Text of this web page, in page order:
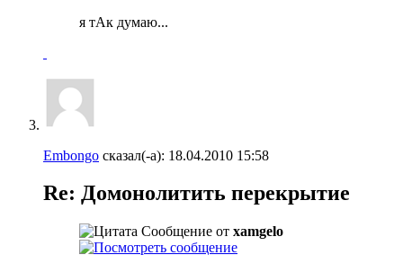
я тАк думаю...
Embongo сказал(-а): 18.04.2010 15:58
Re: Домонолитить перекрытие
Сообщение от xamgelo